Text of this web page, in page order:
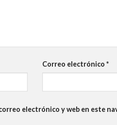
Correo electrónico *
electrónico y web en este